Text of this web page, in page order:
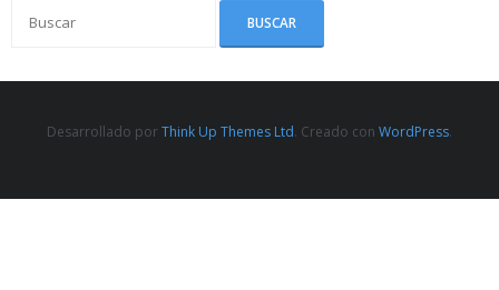
Desarrollado porThink Up Themes Ltd. Creado con WordPress.